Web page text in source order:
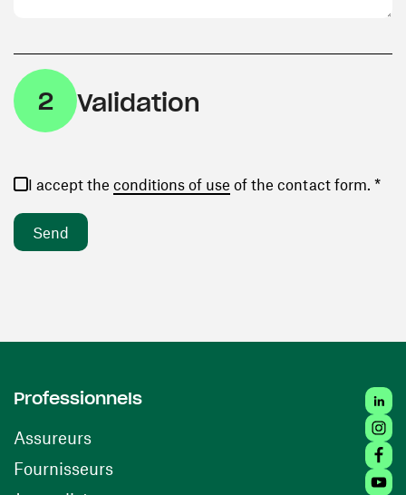
2 Validation
I accept the conditions of use (opens in a new window)
of the contact form. *
Professionnels
Assureurs
Fournisseurs(opens in a new window)